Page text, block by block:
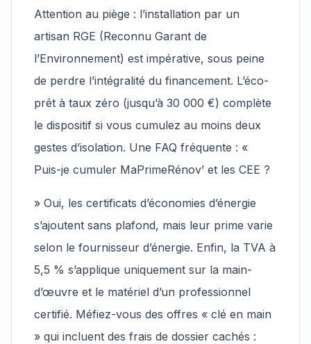
Attention au piège : l’installation par un
artisan RGE (Reconnu Garant de
l’Environnement) est impérative, sous peine
de perdre l’intégralité du financement. L’éco-
prêt à taux zéro (jusqu’à 30 000 €) complète
le dispositif si vous cumulez au moins deux
gestes d’isolation. Une FAQ fréquente : «
Puis-je cumuler MaPrimeRénov’ et les CEE ?
» Oui, les certificats d’économies d’énergie
s’ajoutent sans plafond, mais leur prime varie
selon le fournisseur d’énergie. Enfin, la TVA à
5,5 % s’applique uniquement sur la main-
d’œuvre et le matériel d’un professionnel
certifié. Méfiez-vous des offres « clé en main
» qui incluent des frais de dossier cachés :